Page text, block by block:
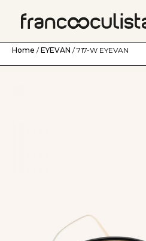
Home /EYEVAN / 717-W EYEVAN